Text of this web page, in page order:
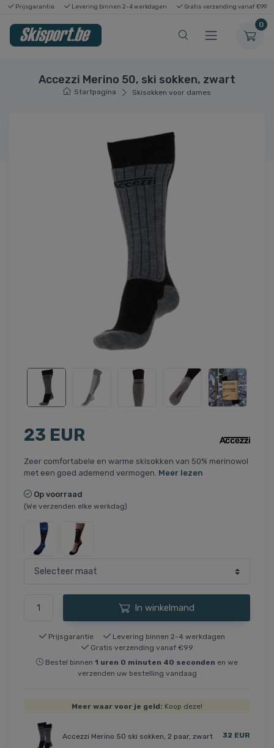
Prijsgarantie Levering binnen 2-4 werkdagen Gratis verzending vanaf €99
0
Accezzi Merino 50, ski sokken, zwart
Startpagina Skisokken voor dames
23 EUR
Zeer comfortabele en warme skisokken van 50% merinowol
met een goed ademend vermogen. Meer lezen
Op voorraad
(We verzenden elke werkdag)
In winkelmand
Prijsgarantie
Levering binnen 2-4 werkdagen
Gratis verzending vanaf €99
Bestel binnen 1 uren 0 minuten 40 seconden en we
verzenden uw bestelling vandaag
Meer waar voor je geld: Koop deze!
Accezzi Merino 50 ski sokken, 2 paar, zwart 32 EUR